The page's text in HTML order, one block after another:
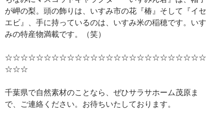
が岬の梨。頭の飾りは、いすみ市の花『椿』そして『イセ
エビ』、手に持っているのは、いすみ米の稲穂です。いす
みの特産物満載です。（笑）
☆☆☆☆☆☆☆☆☆☆☆☆☆☆☆☆☆☆☆☆☆☆☆☆☆☆
☆☆☆
千葉県で自然素材のことなら、ぜひサラサホーム茂原ま
で、ご連絡ください。お待ちいたしております。